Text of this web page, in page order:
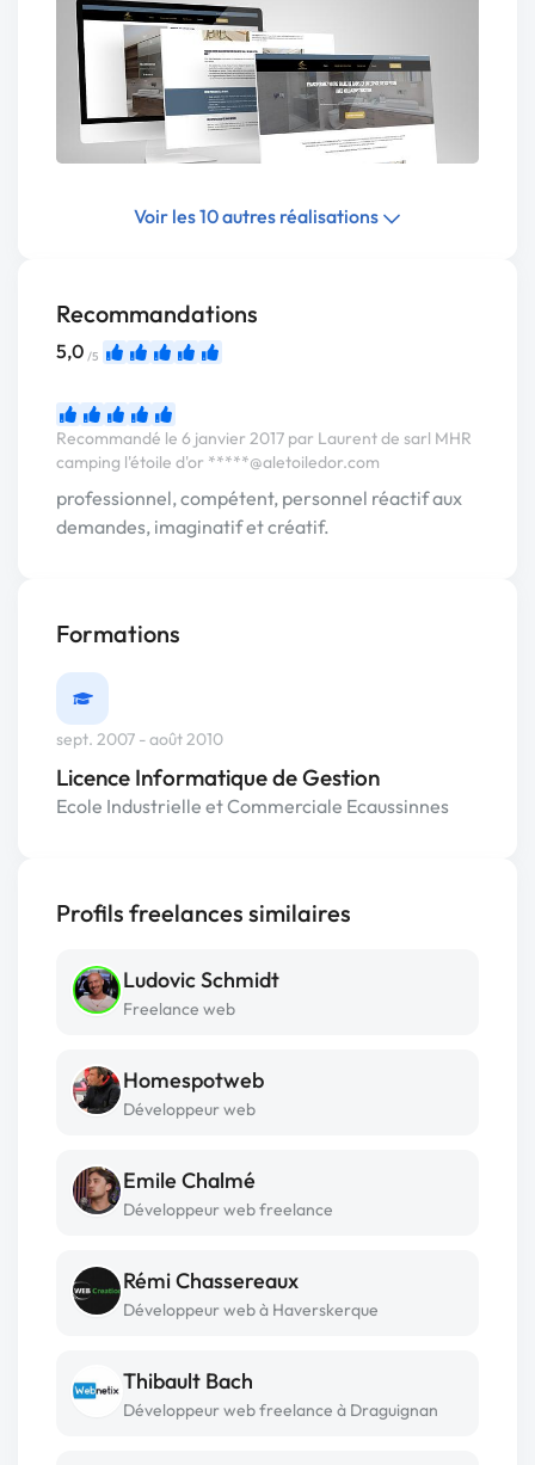
Voir les 10 autres réalisations
Recommandations
5,0 /5
Recommandé le 6 janvier 2017 par Laurent de sarl MHR
camping l'étoile d'or *****@aletoiledor.com
professionnel, compétent, personnel réactif aux
demandes, imaginatif et créatif.
Formations
sept. 2007 - août 2010
Licence Informatique de Gestion
Ecole Industrielle et Commerciale Ecaussinnes
Profils freelances similaires
Ludovic Schmidt
Freelance web
Homespotweb
Développeur web
Emile Chalmé
Développeur web freelance
Rémi Chassereaux
Développeur web à Haverskerque
Thibault Bach
Développeur web freelance à Draguignan